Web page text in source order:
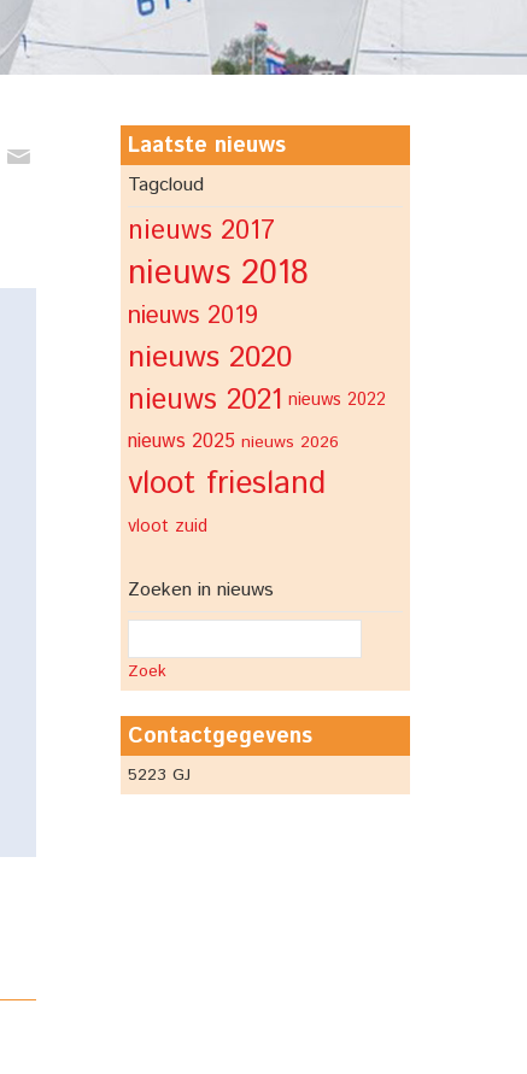
Laatste nieuws
Tagcloud
nieuws 2017
nieuws 2018
nieuws 2019
nieuws 2020
nieuws 2021 nieuws 2022
nieuws 2025 nieuws 2026
vloot friesland
vloot zuid
Zoeken in nieuws
Zoek
Contactgegevens
5223 GJ